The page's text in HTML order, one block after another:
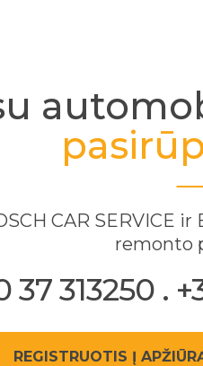
CAR SERVICE
remonto
313250 .
REGISTRUOTIS Į